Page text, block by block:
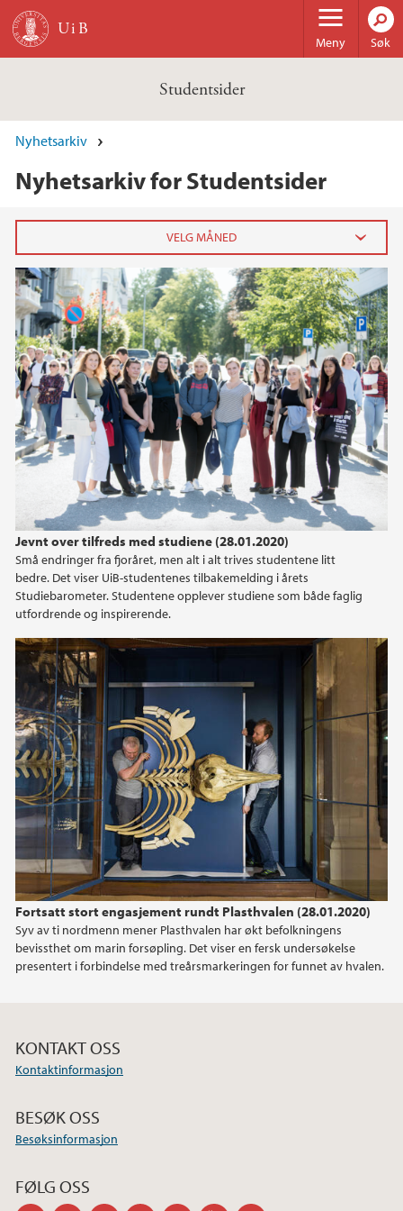
Hopp til hovedinnhold
Meny Søk
Studentsider
Nyhetsarkiv
Nyhetsarkiv for Studentsider
Jevnt over tilfreds med studiene (28.01.2020)
Små endringer fra fjoråret, men alt i alt trives studentene litt
bedre. Det viser UiB-studentenes tilbakemelding i årets
Studiebarometer. Studentene opplever studiene som både faglig
utfordrende og inspirerende.
Fortsatt stort engasjement rundt Plasthvalen (28.01.2020)
Syv av ti nordmenn mener Plasthvalen har økt befolkningens
bevissthet om marin forsøpling. Det viser en fersk undersøkelse
presentert i forbindelse med treårsmarkeringen for funnet av hvalen.
2024
september (1)
2023
2022
2021
2020
2019
2018
2017
2016
2015
KONTAKT OSS
Kontaktinformasjon
BESØK OSS
Besøksinformasjon
FØLG OSS